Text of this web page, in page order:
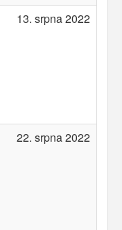
13. srpna 2022
22. srpna 2022